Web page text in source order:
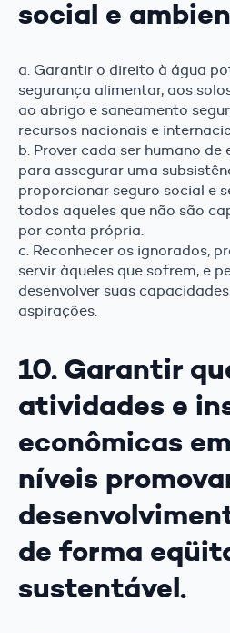
social e
a. Garantir o direito à água
segurança alimentar, aos
ao abrigo e saneamento
recursos nacionais e
b. Prover cada ser humano de
para assegurar uma
proporcionar seguro social e
todos aqueles que não são
por conta própria.
c. Reconhecer os ignorados,
servir àqueles que sofrem, e
desenvolver suas
aspirações.
10. Garantir
atividades e
econômicas
níveis
de forma
sustentável.